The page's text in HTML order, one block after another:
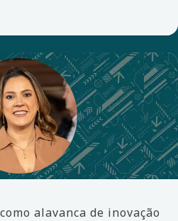
alavanca de inovação